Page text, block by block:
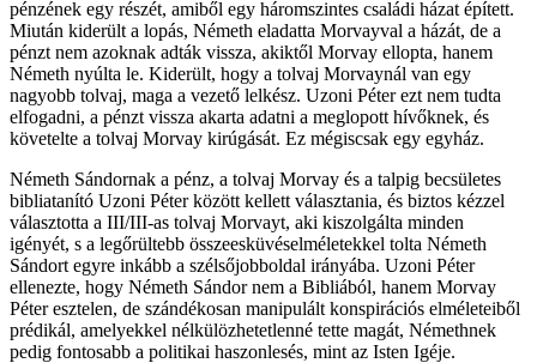
pénzének egy részét, amiből egy háromszintes családi házat épített.
Miután kiderült a lopás, Németh eladatta Morvayval a házát, de a
pénzt nem azoknak adták vissza, akiktől Morvay ellopta, hanem
Németh nyúlta le. Kiderült, hogy a tolvaj Morvaynál van egy
nagyobb tolvaj, maga a vezető lelkész. Uzoni Péter ezt nem tudta
elfogadni, a pénzt vissza akarta adatni a meglopott hívőknek, és
követelte a tolvaj Morvay kirúgását. Ez mégiscsak egy egyház.
Németh Sándornak a pénz, a tolvaj Morvay és a talpig becsületes
bibliatanító Uzoni Péter között kellett választania, és biztos kézzel
választotta a III/III-as tolvaj Morvayt, aki kiszolgálta minden
igényét, s a legőrültebb összeesküvéselméletekkel tolta Németh
Sándort egyre inkább a szélsőjobboldal irányába. Uzoni Péter
ellenezte, hogy Németh Sándor nem a Bibliából, hanem Morvay
Péter esztelen, de szándékosan manipulált konspirációs elméleteiből
prédikál, amelyekkel nélkülözhetetlenné tette magát, Némethnek
pedig fontosabb a politikai haszonlesés, mint az Isten Igéje.